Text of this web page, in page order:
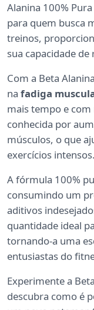
Alanina 100%
para quem busca
treinos,
sua capacidade de
Com a Beta
na fadiga
mais tempo e com
conhecida por
músculos, o que
exercícios intensos.
A fórmula 100%
consumindo um
aditivos
quantidade ideal
tornando-a uma
entusiastas do
Experimente a
descubra como é